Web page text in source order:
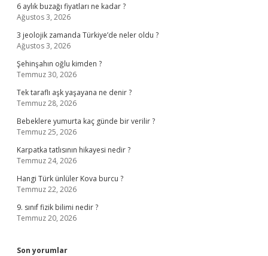
6 aylık buzağı fiyatları ne kadar ?
Ağustos 3, 2026
3 jeolojik zamanda Türkiye’de neler oldu ?
Ağustos 3, 2026
Şehinşahın oğlu kimden ?
Temmuz 30, 2026
Tek taraflı aşk yaşayana ne denir ?
Temmuz 28, 2026
Bebeklere yumurta kaç günde bir verilir ?
Temmuz 25, 2026
Karpatka tatlısının hikayesi nedir ?
Temmuz 24, 2026
Hangi Türk ünlüler Kova burcu ?
Temmuz 22, 2026
9. sınıf fizik bilimi nedir ?
Temmuz 20, 2026
Son yorumlar